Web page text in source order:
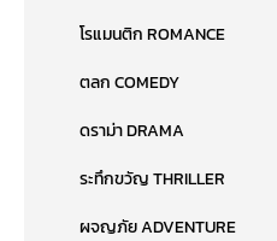
โรแมนติก ROMANCE
ตลก COMEDY
ดราม่า DRAMA
ระทึกขวัญ THRILLER
ผจญภัย ADVENTURE